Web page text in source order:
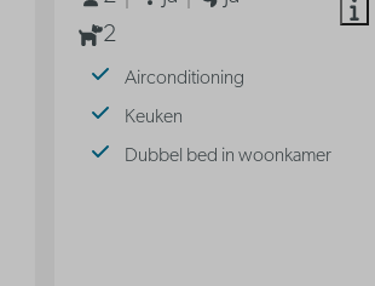
2
Airconditioning
Keuken
Dubbel bed in woonkamer